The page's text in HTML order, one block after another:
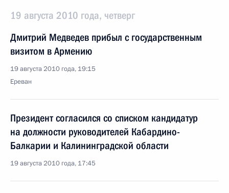
19 августа 2010 года, четверг
Дмитрий Медведев прибыл с государственным
визитом в Армению
19 августа 2010 года, 19:15
Ереван
Президент согласился со списком кандидатур
на должности руководителей Кабардино-
Балкарии и Калининградской области
19 августа 2010 года, 17:45